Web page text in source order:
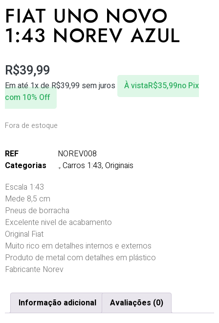
FIAT UNO NOVO
1:43 NOREV AZUL
R$39,99
Em até 1x deR$39,99 sem juros À vistaR$35,99no Pix
com 10% Off
Fora de estoque
REF
NOREV008
Categorias
., Carros 1:43, Originais
Escala 1:43
Mede 8,5 cm
Pneus de borracha
Excelente nivel de acabamento
Original Fiat
Muito rico em detalhes internos e externos
Produto de metal com detalhes em plástico
Fabricante Norev
Informação adicional Avaliações (0)